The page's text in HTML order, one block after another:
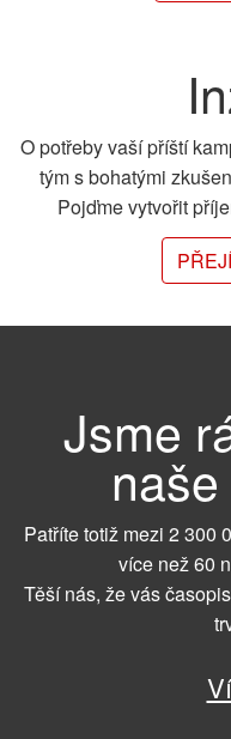
O potřeby vaší příští
tým s bohatými
Pojďme vytvořit
Jsme
Patříte totiž mezi 2 300
více než 60
Těší nás, že vás